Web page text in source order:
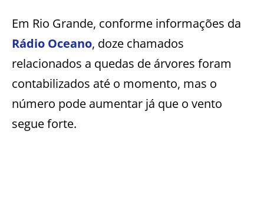
Em Rio Grande, conforme informações da
Rádio Oceano, doze chamados
relacionados a quedas de árvores foram
contabilizados até o momento, mas o
número pode aumentar já que o vento
segue forte.